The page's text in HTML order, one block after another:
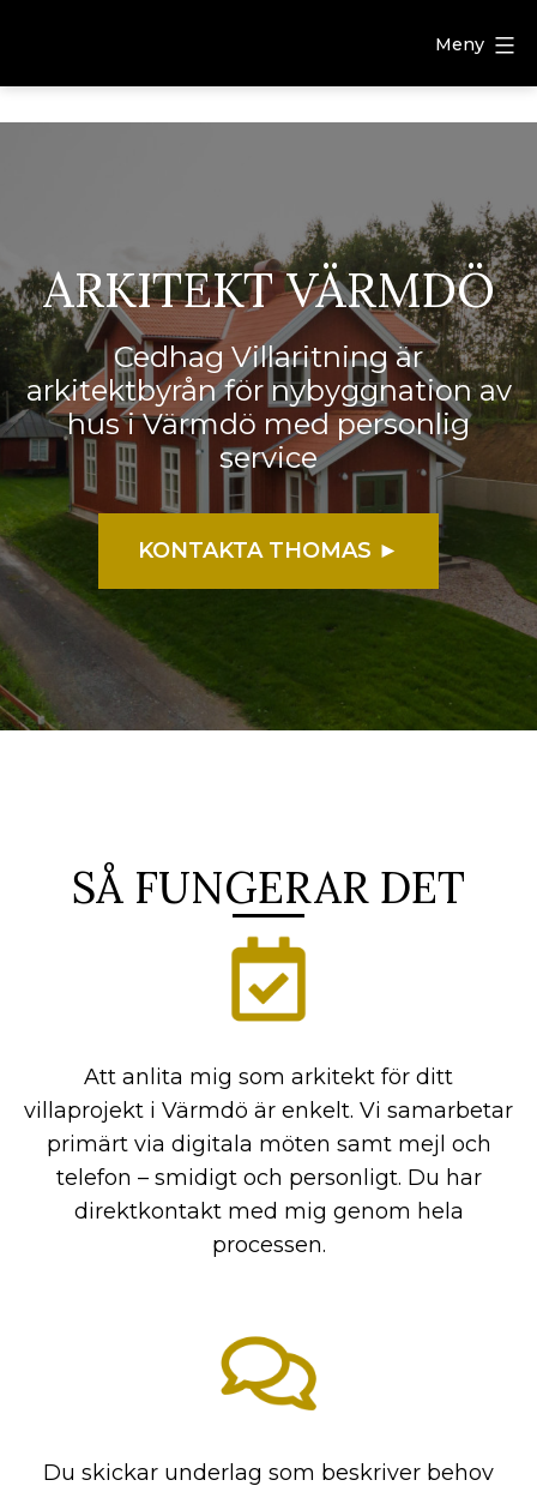
Meny
ARKITEKT VÄRMDÖ
Cedhag Villaritning är
arkitektbyrån för nybyggnation av
hus i Värmdö med personlig
service
KONTAKTA THOMAS ►
SÅ FUNGERAR DET
Att anlita mig som arkitekt för ditt
villaprojekt i Värmdö är enkelt. Vi samarbetar
primärt via digitala möten samt mejl och
telefon – smidigt och personligt. Du har
direktkontakt med mig genom hela
processen.
Du skickar underlag som beskriver behov